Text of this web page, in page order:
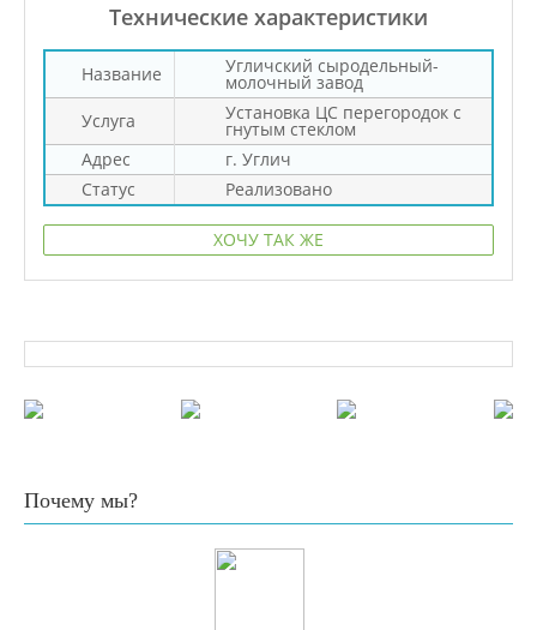
Технические характеристики
Название Угличский сыродельный-
молочный завод
Услуга
Установка ЦС перегородок с
гнутым стеклом
Адрес
г. Углич
Статус
Реализовано
ХОЧУ ТАК ЖЕ
Почему мы?